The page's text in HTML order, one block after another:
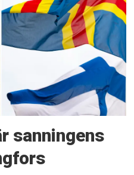
sanningens